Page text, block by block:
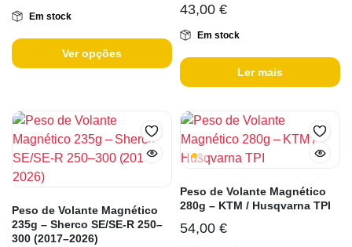
Em stock
Ver opções
43,00 €
Em stock
Ler mais
Peso de Volante Magnético
235g – Sherco SE/SE-R 250–
300 (2017–2026)
Peso de Volante Magnético
280g – KTM / Husqvarna TPI
54,00 €